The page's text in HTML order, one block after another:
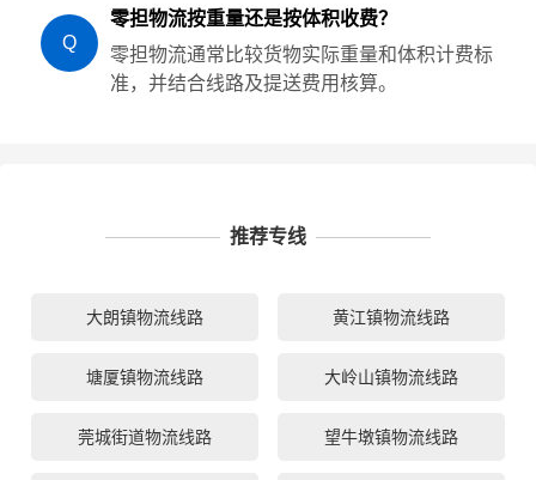
Q
零担物流按重量还是按体积收费？
零担物流通常比较货物实际重量和体积计费标
准，并结合线路及提送费用核算。
推荐专线
大朗镇物流线路 黄江镇物流线路
塘厦镇物流线路 大岭山镇物流线路
莞城街道物流线路 望牛墩镇物流线路